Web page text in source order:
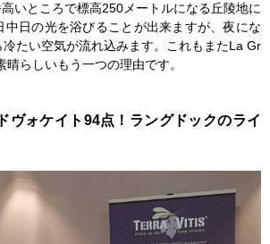
いところで標高250メートルになる丘陵地に
中日の光を浴びることが出来ますが、夜にな
たい空気が流れ込みます。これもまたLa Gr
晴らしいもう一つの理由です。
ヴォケイト94点！ラングドックのライ